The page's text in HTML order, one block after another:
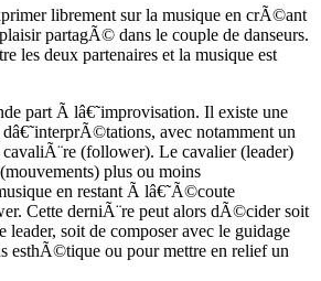
librement sur la musique en crÃ©ant
partagÃ© dans le couple de danseurs.
les deux partenaires et la musique est
part Ã lâ€˜improvisation. Il existe une
avec notamment un
(follower). Le cavalier (leader)
plus ou moins
en restant Ã lâ€˜Ã©coute
Cette derniÃ¨re peut alors dÃ©cider soit
leader, soit de composer avec le guidage
esthÃ©tique ou pour mettre en relief un